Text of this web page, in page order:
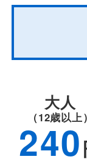
大人
（12歳以上）
240